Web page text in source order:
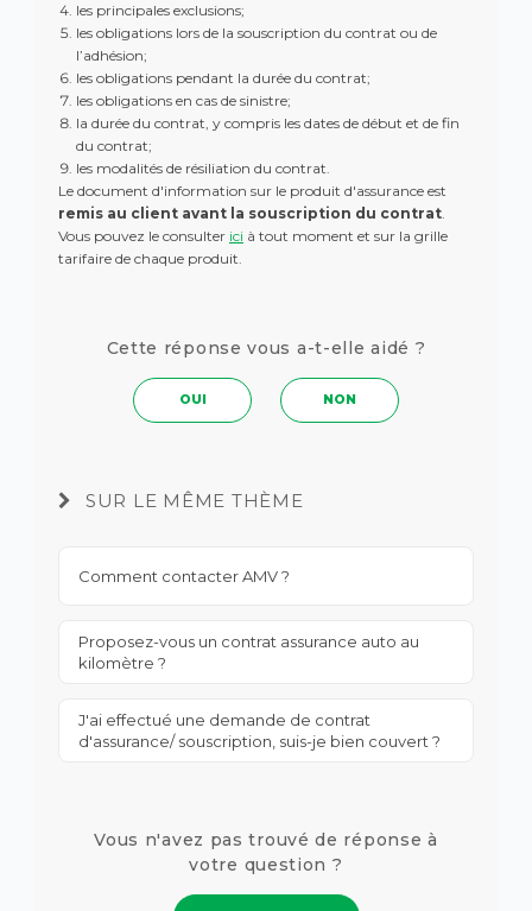
les principales exclusions;
les obligations lors de la souscription du contrat ou de
l’adhésion;
les obligations pendant la durée du contrat;
les obligations en cas de sinistre;
la durée du contrat, y compris les dates de début et de fin
du contrat;
les modalités de résiliation du contrat.
Le document d'information sur le produit d'assurance est
remis au client avant la souscription du contrat.
Vous pouvez le consulter ici à tout moment et sur la grille
tarifaire de chaque produit.
Cette réponse vous a-t-elle aidé ?
OUI NON
SUR LE MÊME THÈME
Comment contacter AMV ?
Proposez-vous un contrat assurance auto au
kilomètre ?
J'ai effectué une demande de contrat
d'assurance/ souscription, suis-je bien couvert ?
Vous n'avez pas trouvé de réponse à
votre question ?